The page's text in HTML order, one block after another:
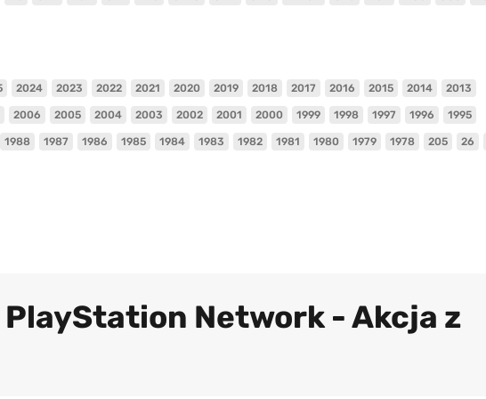
2024 2023 2022 2021 2020 2019 2018 2017 2016 2015 2014 2013
2006 2005 2004 2003 2002 2001 2000 1999 1998 1997 1996 1995
1988 1987 1986 1985 1984 1983 1982 1981 1980 1979 1978 205 26
Network - Akcja z